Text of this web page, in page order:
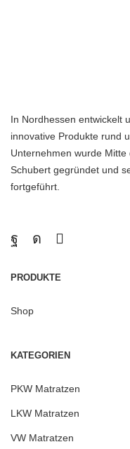
In Nordhessen entwickelt
innovative Produkte rund
Unternehmen wurde
Schubert gegründet und
fortgeführt.
PRODUKTE
Shop
KATEGORIEN
PKW Matratzen
LKW Matratzen
VW Matratzen